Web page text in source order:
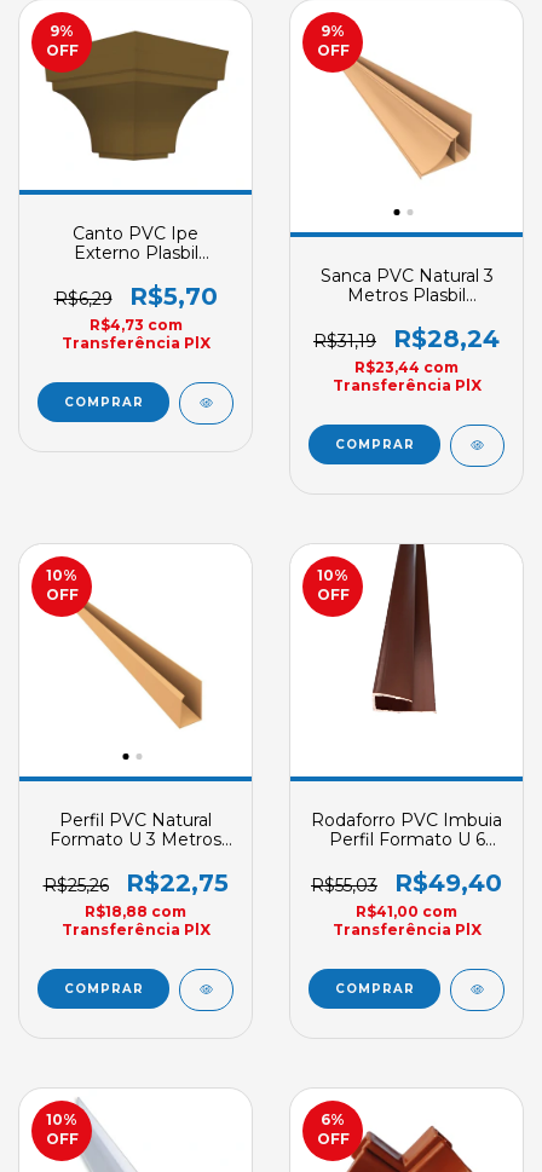
9%
OFF
Canto PVC Ipe
Externo Plasbil
Clique
R$6,29 R$5,70
R$4,73 com
Transferência PlX
9%
OFF
Sanca PVC Natural 3
Metros Plasbil
Sob Encomenda
R$31,19 R$28,24
R$23,44 com
Transferência PlX
10%
OFF
Perfil PVC Natural
Formato U 3 Metros
Acabamento
Convencional Sob
Encomenda
R$25,26 R$22,75
R$18,88 com
Transferência PlX
10%
OFF
Rodaforro PVC Imbuia
Perfil Formato U 6
R$55,03
R$49,40
R$41,00 com
Transferência PlX
10%
OFF
6%
OFF